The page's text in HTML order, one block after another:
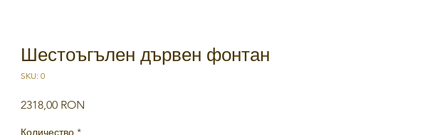
Шестоъгълен дървен фонтан
SKU: 0
2318,00 RON